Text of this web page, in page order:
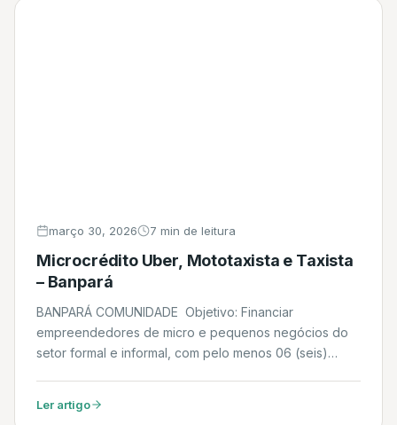
março 30, 2026 7 min de leitura
Microcrédito Uber, Mototaxista e Taxista
– Banpará
BANPARÁ COMUNIDADE Objetivo: Financiar
empreendedores de micro e pequenos negócios do
setor formal e informal, com pelo menos 06 (seis)
Aplicativo e de Transporte Alternativo, Batedores de
Ler artigo